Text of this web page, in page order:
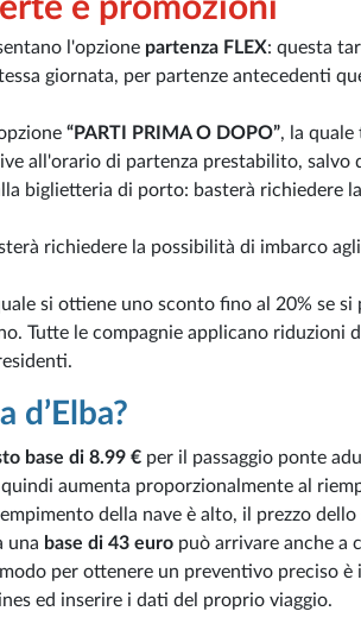
e promozioni
l'opzione partenza FLEX: questa
giornata, per partenze antecedenti
“PARTI PRIMA O DOPO”, la
all'orario di partenza prestabilito, salvo
biglietteria di porto: basterà richiedere
richiedere la possibilità di imbarco
si ottiene uno sconto fino al 20% se si
Tutte le compagnie applicano riduzioni
d’Elba?
base di 8.99 € per il passaggio ponte
aumenta proporzionalmente al
della nave è alto, il prezzo dello
una base di 43 euro può arrivare anche a
per ottenere un preventivo preciso è
ed inserire i dati del proprio viaggio.